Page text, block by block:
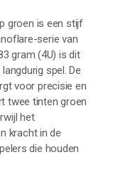
groen is een stijf
serie van
gram (4U) is dit
spel. De
voor precisie en
twee tinten groen
het
kracht in de
die houden